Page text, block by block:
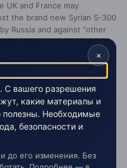
UK and France may
the brand new Syrian S-300
Russia and against "other
index.php/news/world-
strikes-against-syria-
на готовность Израиля и
- как там у Ванги:
не Тот!" Возможно
падению Сирии!
×
С вашего разрешения
какие материалы и
полезны. Необходимые
безопасности и
до его изменения. Без